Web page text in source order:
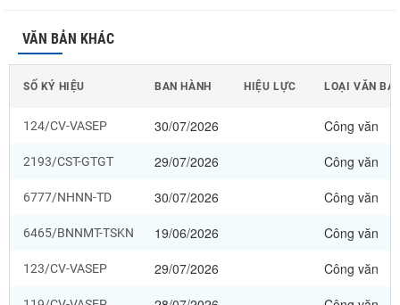
VĂN BẢN KHÁC
SỐ KÝ HIỆU BAN HÀNH HIỆU LỰC LOẠI VĂN
124/CV-VASEP 30/07/2026 Công văn
2193/CST-GTGT 29/07/2026 Công văn
6777/NHNN-TD 30/07/2026 Công văn
6465/BNNMT-TSKN 19/06/2026 Công văn
123/CV-VASEP 29/07/2026 Công văn